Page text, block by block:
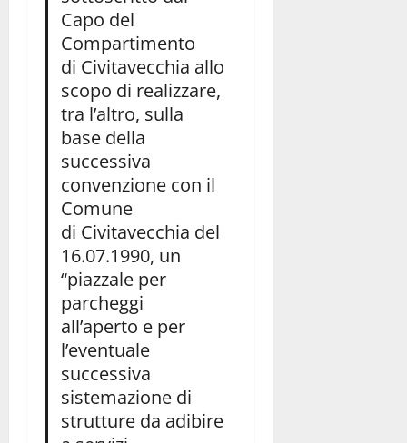
Capo del
Compartimento
di Civitavecchia allo
scopo di realizzare,
tra l’altro, sulla
base della
successiva
convenzione con il
Comune
di Civitavecchia del
16.07.1990, un
“piazzale per
parcheggi
all’aperto e per
l’eventuale
successiva
sistemazione di
strutture da adibire